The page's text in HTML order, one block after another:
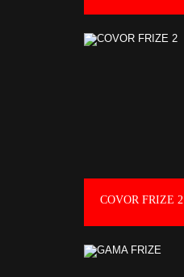
COVOR FRIZE 2